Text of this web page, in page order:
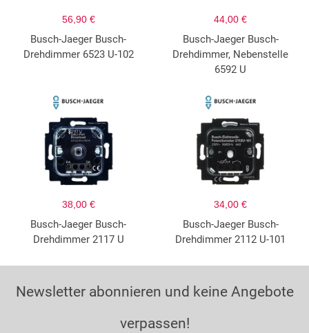
56,90 €
Busch-Jaeger Busch-
Drehdimmer 6523 U-102
44,00 €
Busch-Jaeger Busch-
Drehdimmer, Nebenstelle
6592 U
38,00 €
Busch-Jaeger Busch-
Drehdimmer 2117 U
34,00 €
Busch-Jaeger Busch-
Drehdimmer 2112 U-101
Newsletter abonnieren und keine Angebote
verpassen!